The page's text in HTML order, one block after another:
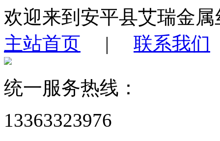
欢迎来到安平县艾瑞金
主站首页 | 联系我们
统一服务热线：
13363323976